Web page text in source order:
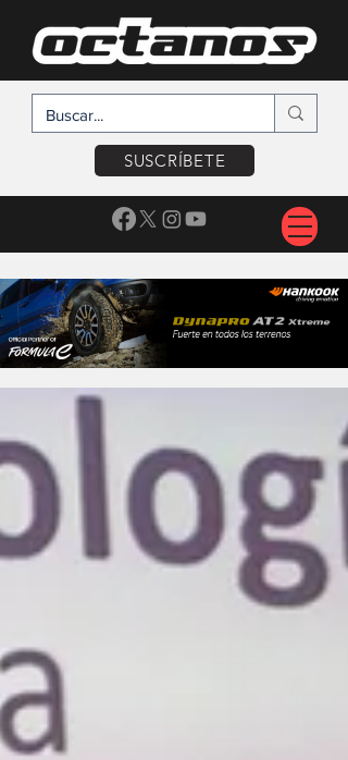
SUSCRÍBETE